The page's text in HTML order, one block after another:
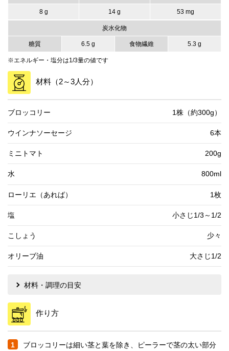
8 g 14 g 53 mg
炭水化物
糖質 6.5 g 食物繊維 5.3 g
※エネルギー・塩分は1/3量の値です
材料（2～3人分）
ブロッコリー 1株（約300g）
ウインナソーセージ 6本
ミニトマト 200g
水 800ml
ローリエ（あれば） 1枚
塩 小さじ1/3～1/2
こしょう 少々
オリーブ油 大さじ1/2
材料・調理の目安
作り方
1
ブロッコリーは細い茎と葉を除き、ピーラーで茎の太い部分